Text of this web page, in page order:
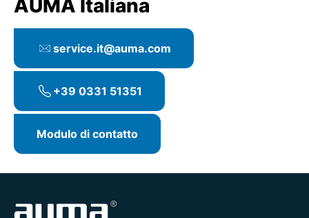
AUMA Italiana
service.it@auma.com
+39 0331 51351
Modulo di contatto